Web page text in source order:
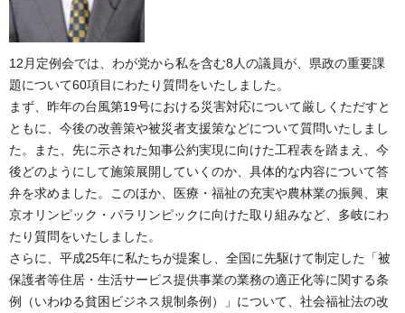
12月定例会では、わが党から私を含む8人の議員が、県政の重要課
題について60項目にわたり質問をいたしました。
まず、昨年の台風第19号における災害対応について厳しくただすと
ともに、今後の改善策や被災者支援策などについて質問いたしまし
た。また、先に示された知事公約実現に向けた工程表を踏まえ、今
後どのようにして施策展開していくのか、具体的な内容について答
弁を求めました。このほか、医療・福祉の充実や農林業の振興、東
京オリンピック・パラリンピックに向けた取り組みなど、多岐にわ
たり質問をいたしました。
さらに、平成25年に私たちが提案し、全国に先駆けて制定した「被
保護者等住居・生活サービス提供事業の業務の適正化等に関する条
例（いわゆる貧困ビジネス規制条例）」について、社会福祉法の改